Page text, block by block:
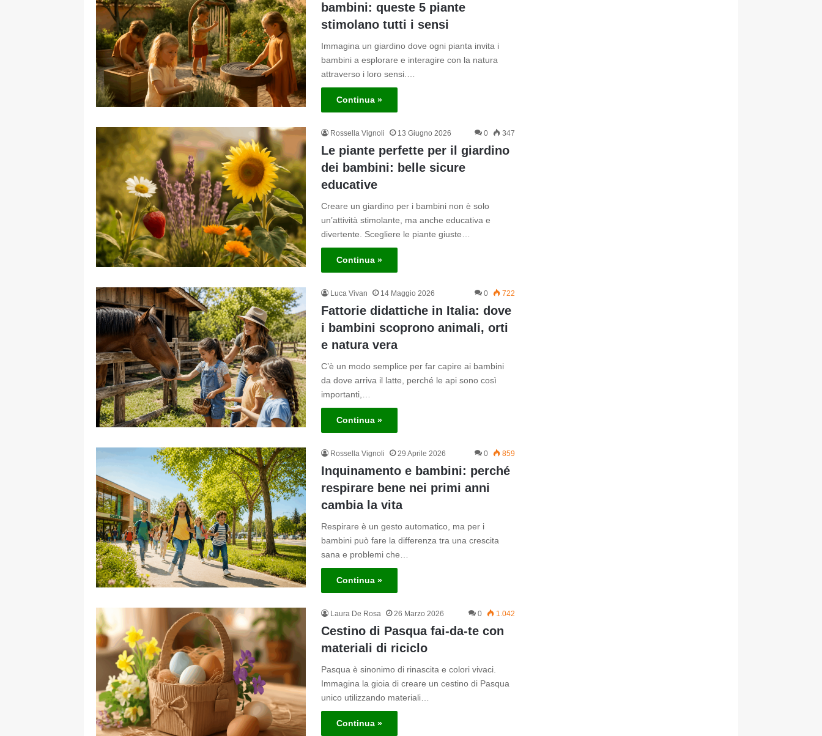
bambini: queste 5 piante
stimolano tutti i sensi
Immagina un giardino dove ogni pianta invita i
bambini a esplorare e interagire con la natura
attraverso i loro sensi.…
Continua »
Rossella Vignoli 13 Giugno 2026 0 347
Le piante perfette per il giardino
dei bambini: belle sicure
educative
Creare un giardino per i bambini non è solo
un’attività stimolante, ma anche educativa e
divertente. Scegliere le piante giuste…
Continua »
Luca Vivan 14 Maggio 2026 0 722
Fattorie didattiche in Italia: dove
i bambini scoprono animali, orti
e natura vera
C’è un modo semplice per far capire ai bambini
da dove arriva il latte, perché le api sono così
importanti,…
Continua »
Rossella Vignoli 29 Aprile 2026 0 859
Inquinamento e bambini: perché
respirare bene nei primi anni
cambia la vita
Respirare è un gesto automatico, ma per i
bambini può fare la differenza tra una crescita
sana e problemi che…
Continua »
Laura De Rosa 26 Marzo 2026 0 1.042
Cestino di Pasqua fai-da-te con
materiali di riciclo
Pasqua è sinonimo di rinascita e colori vivaci.
Immagina la gioia di creare un cestino di Pasqua
unico utilizzando materiali…
Continua »